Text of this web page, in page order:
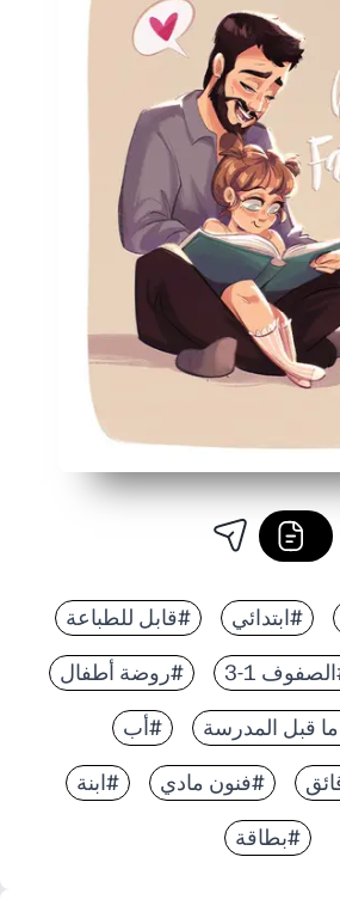
#ابتدائي #قابل للطباعة
1-3 #روضة أطفال
قبل المدرسة #أب
#فنون مادي #ابنة
#بطاقة